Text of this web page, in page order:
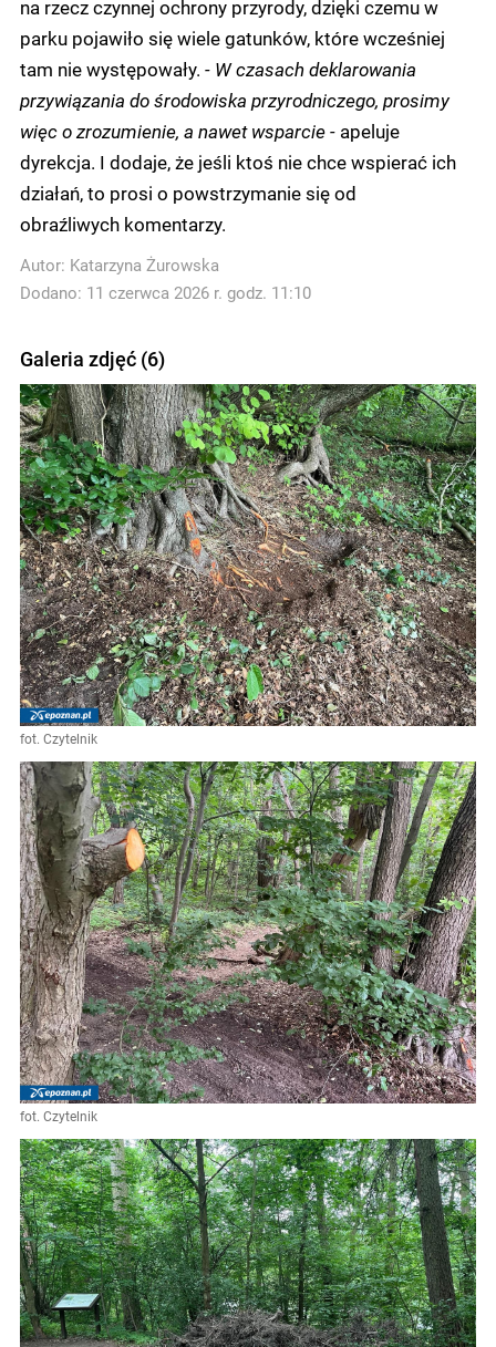
na rzecz czynnej ochrony przyrody, dzięki czemu w
parku pojawiło się wiele gatunków, które wcześniej
tam nie występowały. - W czasach deklarowania
przywiązania do środowiska przyrodniczego, prosimy
więc o zrozumienie, a nawet wsparcie - apeluje
dyrekcja. I dodaje, że jeśli ktoś nie chce wspierać ich
działań, to prosi o powstrzymanie się od
obraźliwych komentarzy.
Autor: Katarzyna Żurowska
Dodano: 11 czerwca 2026 r. godz. 11:10
Galeria zdjęć (6)
fot. Czytelnik
fot. Czytelnik